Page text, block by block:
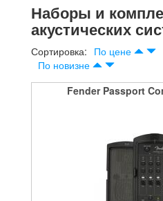
Наборы и
акустических
Сортировка: По цене
По новизне
Fender Passport